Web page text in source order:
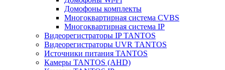
Домофоны комплекты
Многоквартирная система CVBS
Многоквартирная система IP
Видеорегистраторы IP TANTOS
Видеорегистраторы UVR TANTOS
Источники питания TANTOS
Камеры TANTOS (AHD)